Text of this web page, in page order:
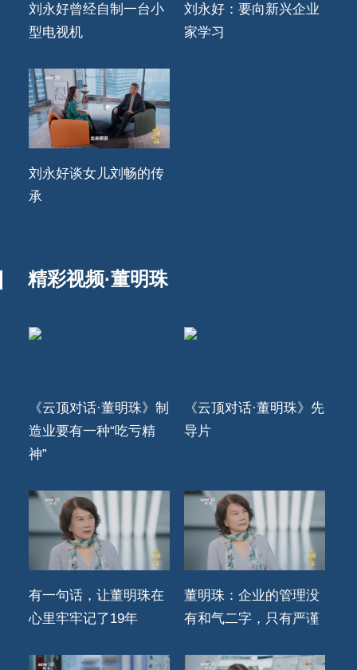
刘永好曾经自制一台小
型电视机
刘永好：要向新兴企业
家学习
刘永好谈女儿刘畅的传
承
精彩视频·董明珠
《云顶对话·董明珠》制
造业要有一种“吃亏精
神”
《云顶对话·董明珠》先
导片
有一句话，让董明珠在
心里牢牢记了19年
董明珠：企业的管理没
有和气二字，只有严谨